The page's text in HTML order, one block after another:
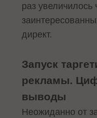
раз увеличилось
директ.
Запуск
рекламы.
выводы
Неожиданно от